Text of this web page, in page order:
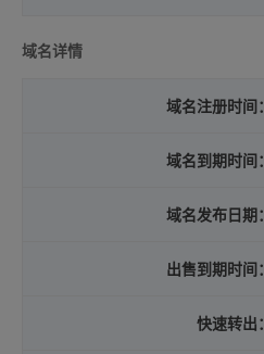
域名详情
域名注册时间：
域名到期时间：
域名发布日期：
出售到期时间：
快速转出：